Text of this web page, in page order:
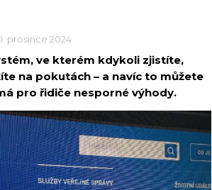
prosince 2024
ve kterém kdykoli zjistíte,
na pokutách – a navíc to můžete
pro řidiče nesporné výhody.